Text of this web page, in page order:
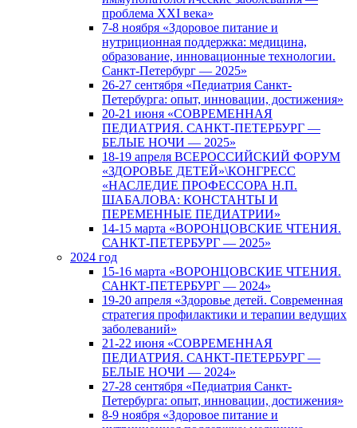
проблема XXI века»
7-8 ноября «Здоровое питание и
нутриционная поддержка: медицина,
образование, инновационные технологии.
Санкт-Петербург — 2025»
26-27 сентября «Педиатрия Санкт-
Петербурга: опыт, инновации, достижения»
20-21 июня «СОВРЕМЕННАЯ
ПЕДИАТРИЯ. САНКТ-ПЕТЕРБУРГ —
БЕЛЫЕ НОЧИ — 2025»
18-19 апреля ВСЕРОССИЙСКИЙ ФОРУМ
«ЗДОРОВЬЕ ДЕТЕЙ»\КОНГРЕСС
«НАСЛЕДИЕ ПРОФЕССОРА Н.П.
ШАБАЛОВА: КОНСТАНТЫ И
ПЕРЕМЕННЫЕ ПЕДИАТРИИ»
14-15 марта «ВОРОНЦОВСКИЕ ЧТЕНИЯ.
САНКТ-ПЕТЕРБУРГ — 2025»
2024 год
15-16 марта «ВОРОНЦОВСКИЕ ЧТЕНИЯ.
САНКТ-ПЕТЕРБУРГ — 2024»
19-20 апреля «Здоровье детей. Современная
стратегия профилактики и терапии ведущих
заболеваний»
21-22 июня «СОВРЕМЕННАЯ
ПЕДИАТРИЯ. САНКТ-ПЕТЕРБУРГ —
БЕЛЫЕ НОЧИ — 2024»
27-28 сентября «Педиатрия Санкт-
Петербурга: опыт, инновации, достижения»
8-9 ноября «Здоровое питание и